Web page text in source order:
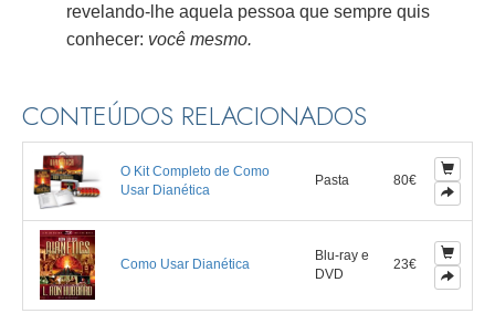
revelando-lhe aquela pessoa que sempre quis
conhecer: você mesmo.
CONTEÚDOS RELACIONADOS
O Kit Completo de Como
Usar Dianética
Pasta 80€
Como Usar Dianética
Blu-ray e
DVD
23€